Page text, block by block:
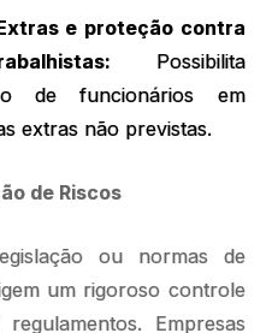
e proteção contra
Possibilita
de funcionários em
extras não previstas.
de Riscos
ou normas de
um rigoroso controle
Empresas